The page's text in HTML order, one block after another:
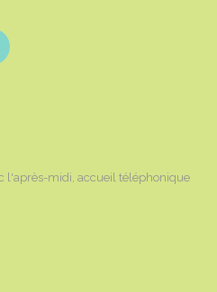
l'après-midi, accueil téléphonique